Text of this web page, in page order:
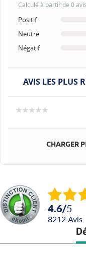
Calculé à partir de 0
Positif
Neutre
Négatif
AVIS LES PLUS
CHARGER
4.6/5
8212 avis